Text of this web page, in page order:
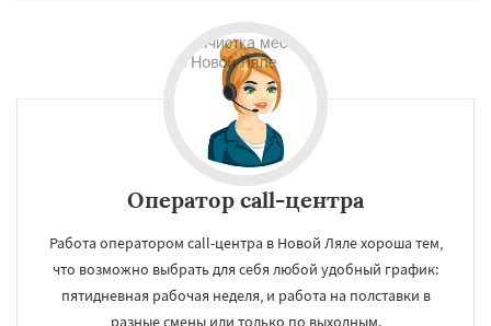
Североуральск Серов
Сухой Лог
Тавда Талица Туринск
Оператор call-центра
Работа оператором call-центра в Новой Ляле хороша тем,
что возможно выбрать для себя любой удобный график:
пятидневная рабочая неделя, и работа на полставки в
разные смены или только по выходным.
УЗНАТЬ ПОДРОБНЕЕ
Даю согласие на обработку персональных данных